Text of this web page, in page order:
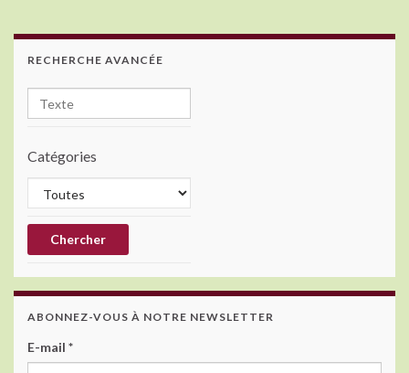
RECHERCHE AVANCÉE
Catégories
ABONNEZ-VOUS À NOTRE NEWSLETTER
E-mail *